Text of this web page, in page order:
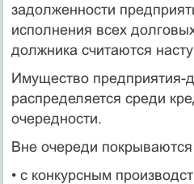
задолженности
исполнения всех
должника считаются
Имущество предприятия-
распределяется среди
очередности.
Вне очереди
• с конкурсным